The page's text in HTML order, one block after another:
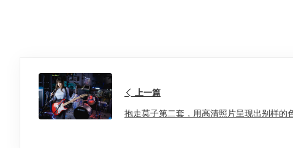
上一篇
抱走莫子第二套，用高清照片呈现出别样的